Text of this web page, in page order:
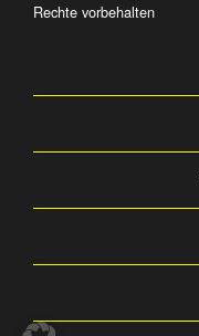
Rechte vorbehalten